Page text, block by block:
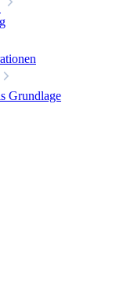
Grundlage